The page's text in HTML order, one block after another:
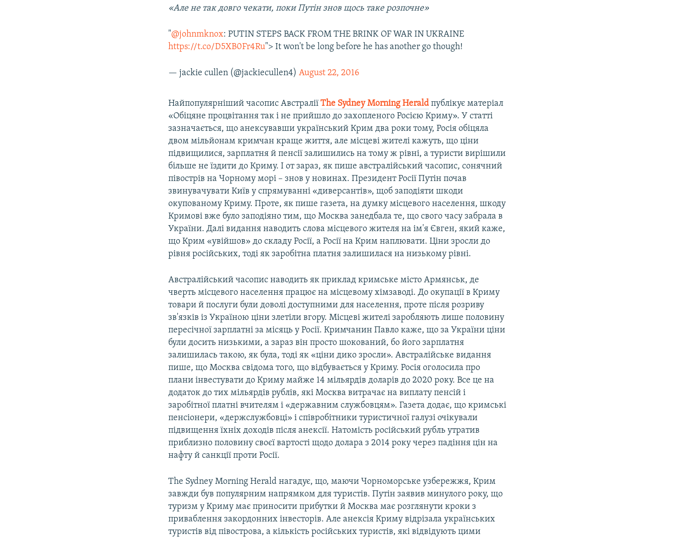
«Але не так довго чекати, поки Путін знов щось таке розпочне»
"@johnmknox: PUTIN STEPS BACK FROM THE BRINK OF WAR IN UKRAINE
https://t.co/D5XB0Fr4Ru"> It won't be long before he has another go though!
— jackie cullen (@jackiecullen4)August 22, 2016
Найпопулярніший часопис АвстраліїThe Sydney Morning Herald публікує матеріал
«Обіцяне процвітання так і не прийшло до захопленого Росією Криму». У статті
зазначається, що анексувавши український Крим два роки тому, Росія обіцяла
двом мільйонам кримчан краще життя, але місцеві жителі кажуть, що ціни
підвищилися, зарплатня й пенсії залишились на тому ж рівні, а туристи вирішили
більше не їздити до Криму. І от зараз, як пише австралійський часопис, сонячний
півострів на Чорному морі – знов у новинах. Президент Росії Путін почав
звинувачувати Київ у спрямуванні «диверсантів», щоб заподіяти шкоди
окупованому Криму. Проте, як пише газета, на думку місцевого населення, шкоду
Кримові вже було заподіяно тим, що Москва занедбала те, що свого часу забрала в
України. Далі видання наводить слова місцевого жителя на ім'я Євген, який каже,
що Крим «увійшов» до складу Росії, а Росії на Крим наплювати. Ціни зросли до
рівня російських, тоді як заробітна платня залишилася на низькому рівні.
Австралійський часопис наводить як приклад кримське місто Армянськ, де
чверть місцевого населення працює на місцевому хімзаводі. До окупації в Криму
товари й послуги були доволі доступними для населення, проте після розриву
зв'язків із Україною ціни злетіли вгору. Місцеві жителі заробляють лише половину
пересічної зарплатні за місяць у Росії. Кримчанин Павло каже, що за України ціни
були досить низькими, а зараз він просто шокований, бо його зарплатня
залишилась такою, як була, тоді як «ціни дико зросли». Австралійське видання
пише, що Москва свідома того, що відбувається у Криму. Росія оголосила про
плани інвестувати до Криму майже 14 мільярдів доларів до 2020 року. Все це на
додаток до тих мільярдів рублів, які Москва витрачає на виплату пенсій і
заробітної платні вчителям і «державним службовцям». Газета додає, що кримські
пенсіонери, «держслужбовці» і співробітники туристичної галузі очікували
підвищення їхніх доходів після анексії. Натомість російський рубль утратив
приблизно половину своєї вартості щодо долара з 2014 року через падіння цін на
нафту й санкції проти Росії.
The Sydney Morning Herald нагадує, що, маючи Чорноморське узбережжя, Крим
завжди був популярним напрямком для туристів. Путін заявив минулого року, що
туризм у Криму має приносити прибутки й Москва має розглянути кроки з
приваблення закордонних інвесторів. Але анексія Криму відрізала українських
туристів від півострова, а кількість російських туристів, які відвідують цими